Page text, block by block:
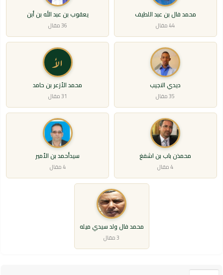
محمد فال بن عبد اللطيف
44 مقال
يعقوب بن عبد الله بن أبن
36 مقال
ديدي النجيب
35 مقال
الأ
محمد الأزعر بن حامد
31 مقال
محمذن باب بن اشفغ
4 مقال
سيدأحمد بن الأمير
4 مقال
محمد فال ولد سيدي ميله
3 مقال